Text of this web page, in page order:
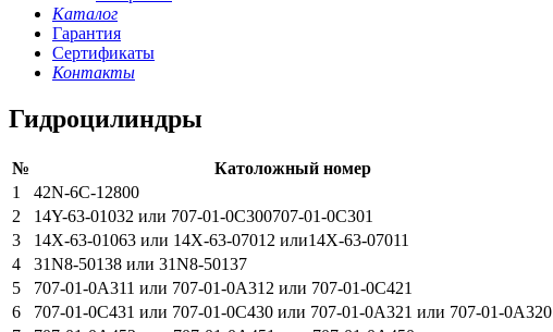
Каталог
Гарантия
Сертификаты
Контакты
Гидроцилиндры
№ Католожный номер
1
42N-6C-12800
2
14Y-63-01032 или 707-01-0C300707-01-0C301
3
14X-63-01063 или 14X-63-07012 или14X-63-07011
4
31N8-50138 или 31N8-50137
5
707-01-0A311 или 707-01-0A312 или 707-01-0C421
6
707-01-0С431 или 707-01-0C430 или 707-01-0A321 или 707-01-0A320